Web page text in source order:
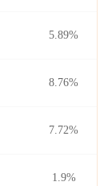
5.89%
8.76%
7.72%
1.9%